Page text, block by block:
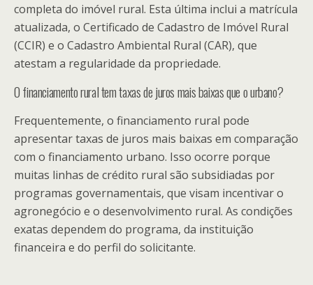
completa do imóvel rural. Esta última inclui a matrícula
atualizada, o Certificado de Cadastro de Imóvel Rural
(CCIR) e o Cadastro Ambiental Rural (CAR), que
atestam a regularidade da propriedade.
O financiamento rural tem taxas de juros mais baixas que o urbano?
Frequentemente, o financiamento rural pode
apresentar taxas de juros mais baixas em comparação
com o financiamento urbano. Isso ocorre porque
muitas linhas de crédito rural são subsidiadas por
programas governamentais, que visam incentivar o
agronegócio e o desenvolvimento rural. As condições
exatas dependem do programa, da instituição
financeira e do perfil do solicitante.